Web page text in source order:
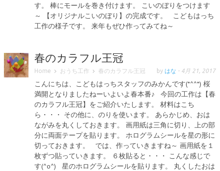
す。 棒にモールを巻き付けます。 こいのぼりをつけます
～ 【オリジナルこいのぼり】の完成です。 こどもはっち
工作の様子です。 来年もぜひ作ってみてね～
春のカラフル王冠
Home おうち工作 春のカラフル王冠 by はな - 4月 21, 2017
こんにちは、こどもはっちスタッフのみかんです(*^^*) 桜
満開となりましたねーいよいよ春本番♪ 今回の工作は【春
のカラフル王冠】をご紹介いたします。 材料はこち
ら・・・ その他に、のりを使います。 あらかじめ、おは
ながみを丸くしておきます。 画用紙は三角に切り、上の部
分に両面テープを貼ります。 ホログラムシールを星の形に
切っておきます。 では、作っていきますね～ 画用紙を１
枚ずつ貼っていきます。 ６枚貼ると・・・ こんな感じで
す(^o^) 星のホログラムシールを貼ります。 丸くしたおは